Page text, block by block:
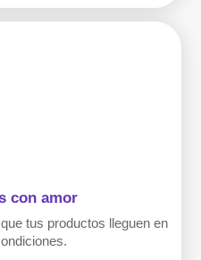
con amor
tus productos lleguen en